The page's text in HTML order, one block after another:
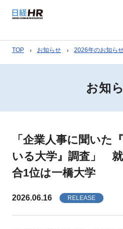
TOP お知らせ 2026年のお知ら
お知
「企業人事に聞いた
いる大学』調査」
合1位は一橋大学
2026.06.16 RELEASE